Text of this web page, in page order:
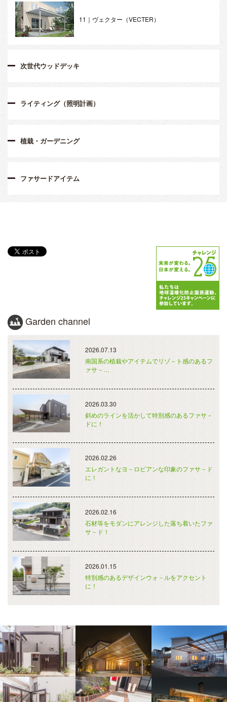
11｜ヴェクター（VECTER）
次世代ウッドデッキ
ライティング（照明計画）
植栽・ガーデニング
ファサードアイテム
Garden channel
2026.07.13
南国系の植栽やアイテムでリゾ－ト感のあるフ
ァサ－…
2026.03.30
斜めのラインを活かして特別感のあるファサ－
ドに！
2026.02.26
エレガントなヨ－ロピアンな印象のファサ－ド
に！
2026.02.16
石材等をモダンにアレンジした落ち着いたファ
サ－ド！
2026.01.15
特別感のあるデザインウォ－ルをアクセント
に！